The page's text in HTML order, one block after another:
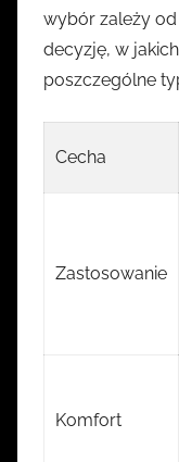
wybór zależy od
decyzję, w
poszczególne
Cecha
Zastosowanie
Komfort